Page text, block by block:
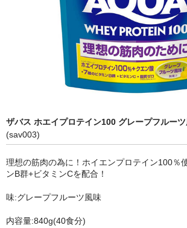
ザバス ホエイプロテイン100 グレープフルー
(sav003)
理想の筋肉の為に！ホイエンプロテイン100％
ンB群+ビタミンCを配合！
味:グレープフルーツ風味
内容量:840g(40食分)